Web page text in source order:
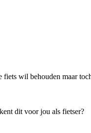
wil behouden maar
dit voor jou als fietser?